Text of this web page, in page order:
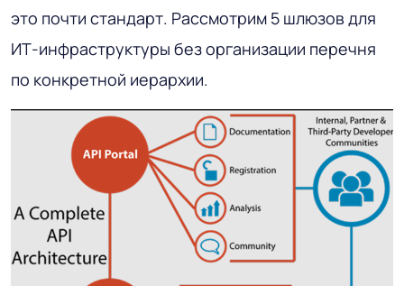
это почти стандарт. Рассмотрим 5 шлюзов для
ИТ-инфраструктуры без организации перечня
по конкретной иерархии.